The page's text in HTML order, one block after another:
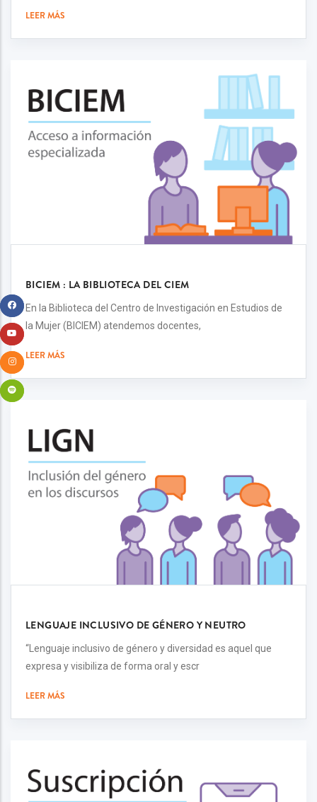
LEER MÁS
BICIEM : LA BIBLIOTECA DEL CIEM
En la Biblioteca del Centro de Investigación en Estudios de
la Mujer (BICIEM) atendemos docentes,
LEER MÁS
LENGUAJE INCLUSIVO DE GÉNERO Y NEUTRO
“Lenguaje inclusivo de género y diversidad es aquel que
expresa y visibiliza de forma oral y escr
LEER MÁS